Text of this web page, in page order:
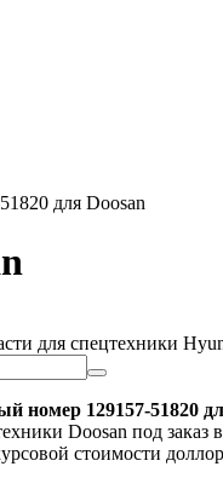
для Doosan
для спецтехники
номер 129157-51820
Doosan под заказ
стоимости